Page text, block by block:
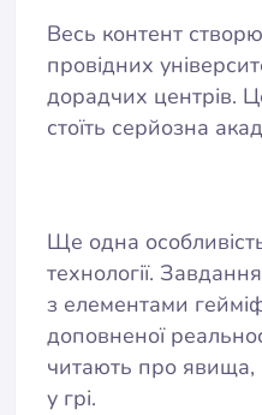
Весь контент
провідних
дорадчих центрів.
стоїть серйозна
Ще одна
технології.
з елементами
доповненої
читають про явища,
у грі.